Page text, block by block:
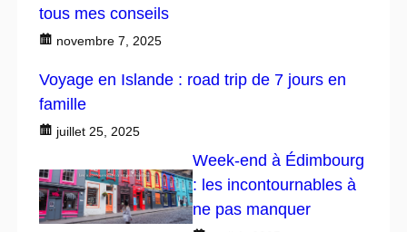
tous mes conseils
novembre 7, 2025
Voyage en Islande : road trip de 7 jours en
famille
juillet 25, 2025
Week-end à Édimbourg
: les incontournables à
ne pas manquer